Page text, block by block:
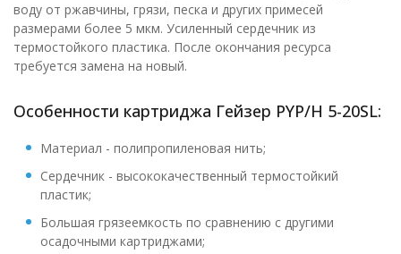
воду от ржавчины, грязи, песка и других примесей
размерами более 5 мкм. Усиленный сердечник из
термостойкого пластика. После окончания ресурса
требуется замена на новый.
Особенности картриджа Гейзер PYP/H 5-20SL:
Материал - полипропиленовая нить;
Сердечник - высококачественный термостойкий
пластик;
Большая грязеемкость по сравнению с другими
осадочными картриджами;